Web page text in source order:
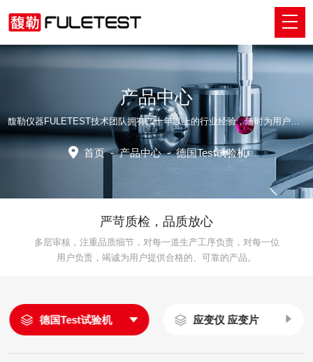
产品中心
馥勒仪器FULETEST技术团队拥有二十年以上的行业经验，随时为用户提供专业解决方案！
首页-产品中心-德国Test试验机
严苛质检，品质放心
多层审核，注重品质细节，对每一道生产工序负责，对每一位
用户负责，竭诚为用户提供合格的、可靠的产品。
德国Test试验机 应变仪 应变片